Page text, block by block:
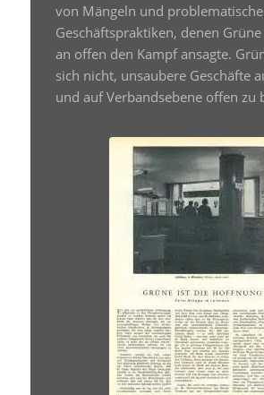
von Mängeln und
Geschäftspraktiken, denen
an offen den Kampf ansagte.
sich nicht, unsaubere Geschäfte
und auf Verbandsebene offen zu